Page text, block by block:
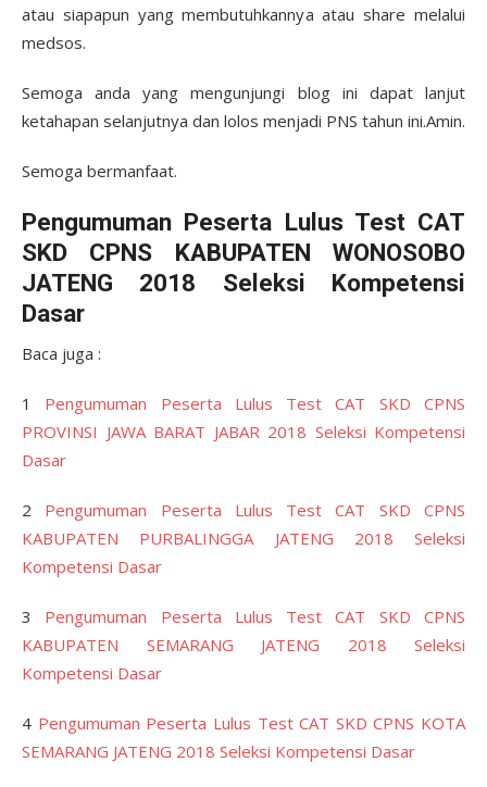
atau siapapun yang membutuhkannya atau share melalui
medsos.
Semoga anda yang mengunjungi blog ini dapat lanjut
ketahapan selanjutnya dan lolos menjadi PNS tahun ini.Amin.
Semoga bermanfaat.
Pengumuman Peserta Lulus Test CAT
SKD CPNS KABUPATEN WONOSOBO
JATENG 2018 Seleksi Kompetensi
Dasar
Baca juga :
1 Pengumuman Peserta Lulus Test CAT SKD CPNS
PROVINSI JAWA BARAT JABAR 2018 Seleksi Kompetensi
Dasar
2 Pengumuman Peserta Lulus Test CAT SKD CPNS
KABUPATEN PURBALINGGA JATENG 2018 Seleksi
Kompetensi Dasar
3 Pengumuman Peserta Lulus Test CAT SKD CPNS
KABUPATEN SEMARANG JATENG 2018 Seleksi
Kompetensi Dasar
4 Pengumuman Peserta Lulus Test CAT SKD CPNS KOTA
SEMARANG JATENG 2018 Seleksi Kompetensi Dasar